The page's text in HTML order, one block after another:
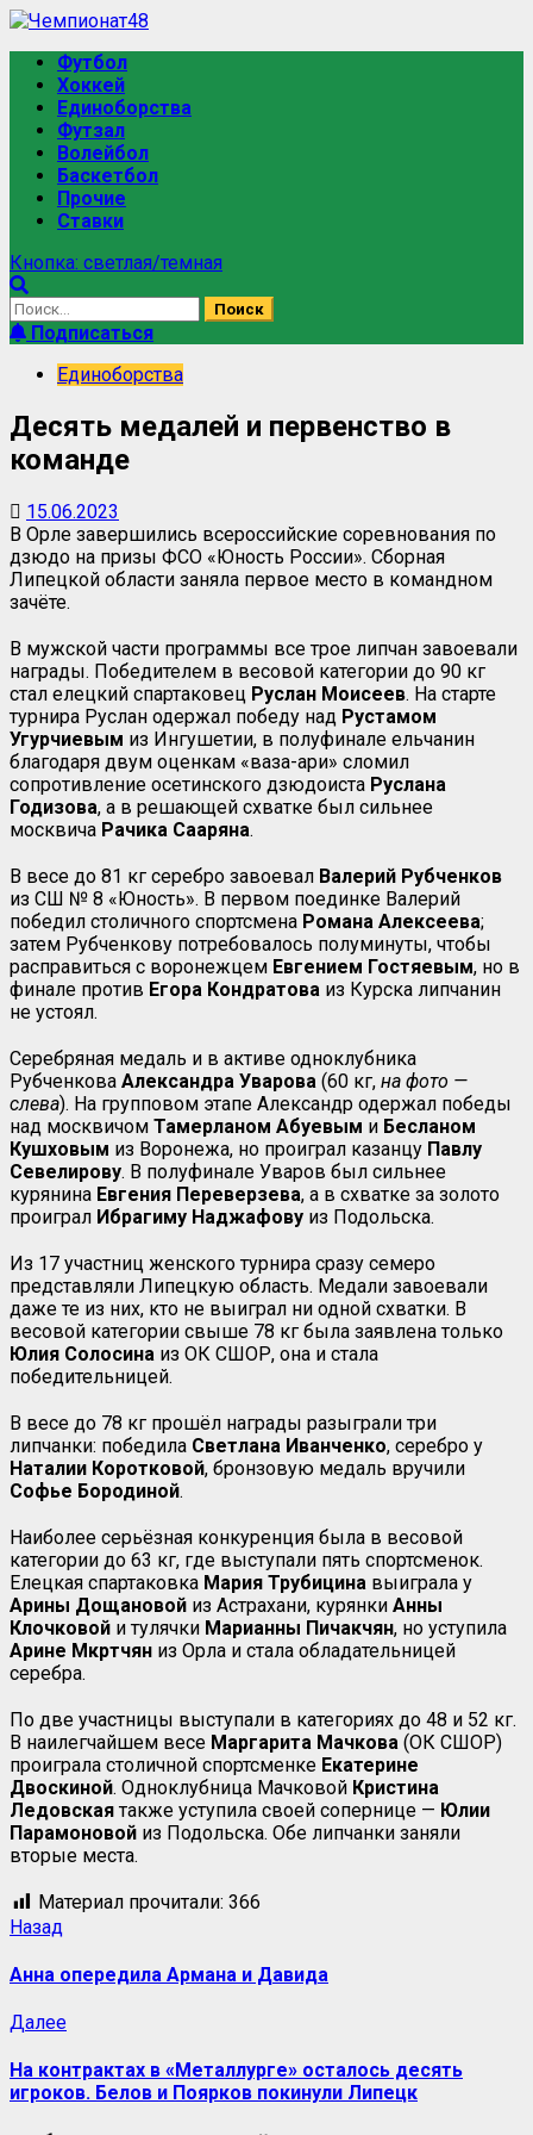
Футбол
Хоккей
Единоборства
Футзал
Волейбол
Баскетбол
Прочие
Ставки
Кнопка: светлая/темная
Подписаться
Единоборства
Десять медалей и первенство в
команде
15.06.2023
В Орле завершились всероссийские соревнования по
дзюдо на призы ФСО «Юность России». Сборная
Липецкой области заняла первое место в командном
зачёте.
В мужской части программы все трое липчан завоевали
награды. Победителем в весовой категории до 90 кг
стал елецкий спартаковец Руслан Моисеев. На старте
турнира Руслан одержал победу над Рустамом
Угурчиевым из Ингушетии, в полуфинале ельчанин
благодаря двум оценкам «ваза-ари» сломил
сопротивление осетинского дзюдоиста Руслана
Годизова, а в решающей схватке был сильнее
москвича Рачика Сааряна.
В весе до 81 кг серебро завоевал Валерий Рубченков
из СШ № 8 «Юность». В первом поединке Валерий
победил столичного спортсмена Романа Алексеева;
затем Рубченкову потребовалось полуминуты, чтобы
расправиться с воронежцем Евгением Гостяевым, но в
финале против Егора Кондратова из Курска липчанин
не устоял.
Серебряная медаль и в активе одноклубника
Рубченкова Александра Уварова (60 кг, на фото —
слева). На групповом этапе Александр одержал победы
над москвичом Тамерланом Абуевым и Бесланом
Кушховым из Воронежа, но проиграл казанцу Павлу
Севелирову. В полуфинале Уваров был сильнее
курянина Евгения Переверзева, а в схватке за золото
проиграл Ибрагиму Наджафову из Подольска.
Из 17 участниц женского турнира сразу семеро
представляли Липецкую область. Медали завоевали
даже те из них, кто не выиграл ни одной схватки. В
весовой категории свыше 78 кг была заявлена только
Юлия Солосина из ОК СШОР, она и стала
победительницей.
В весе до 78 кг прошёл награды разыграли три
липчанки: победила Светлана Иванченко, серебро у
Наталии Коротковой, бронзовую медаль вручили
Софье Бородиной.
Наиболее серьёзная конкуренция была в весовой
категории до 63 кг, где выступали пять спортсменок.
Елецкая спартаковка Мария Трубицина выиграла у
Арины Дощановой из Астрахани, курянки Анны
Клочковой и тулячки Марианны Пичакчян, но уступила
Арине Мкртчян из Орла и стала обладательницей
серебра.
По две участницы выступали в категориях до 48 и 52 кг.
В наилегчайшем весе Маргарита Мачкова (ОК СШОР)
проиграла столичной спортсменке Екатерине
Двоскиной. Одноклубница Мачковой Кристина
Ледовская также уступила своей сопернице — Юлии
Парамоновой из Подольска. Обе липчанки заняли
вторые места.
Материал прочитали: 366
Назад
Анна опередила Армана и Давида
Далее
На контрактах в «Металлурге» осталось десять
игроков. Белов и Поярков покинули Липецк